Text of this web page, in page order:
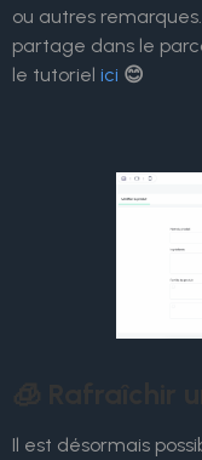
ou autres
partage dans le
le tutoriel ici 😊
Il est désormais